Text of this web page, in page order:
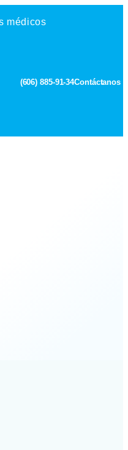
médicos
(606) 885-91-34Contáctanos